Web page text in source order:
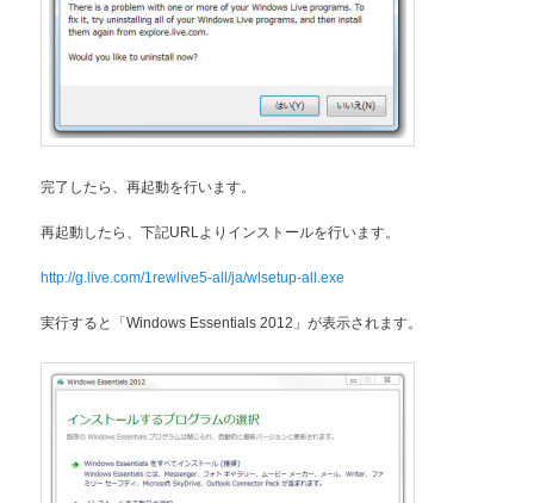
完了したら、再起動を行います。
再起動したら、下記URLよりインストールを行います。
http://g.live.com/1rewlive5-all/ja/wlsetup-all.exe
実行すると「Windows Essentials 2012」が表示されます。